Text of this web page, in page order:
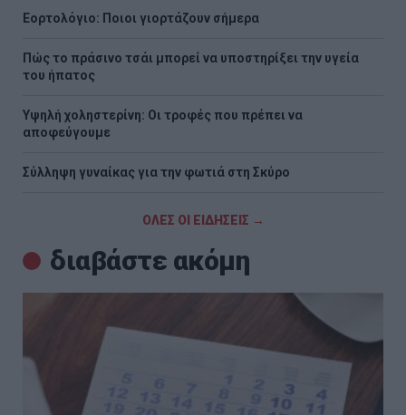
Εορτολόγιο: Ποιοι γιορτάζουν σήμερα
Πώς το πράσινο τσάι μπορεί να υποστηρίξει την υγεία
του ήπατος
Υψηλή χοληστερίνη: Οι τροφές που πρέπει να
αποφεύγουμε
Σύλληψη γυναίκας για την φωτιά στη Σκύρο
ΟΛΕΣ ΟΙ ΕΙΔΗΣΕΙΣ →
διαβάστε ακόμη